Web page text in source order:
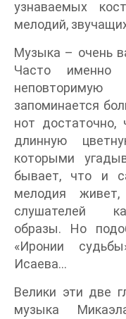
узнаваемых
мелодий,
Музыка – очень
Часто именно
запоминается
нот
длинную
которыми
бывает, что и
мелодия
слушателей
образы. Но
«Иронии
Исаева…
Велики эти две
музыка